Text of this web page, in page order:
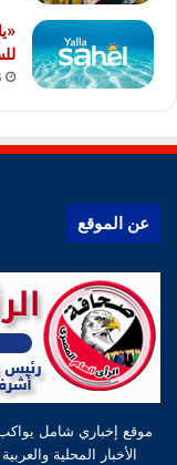
5
عن الموقع
موقع إخباري شامل
الأخبار المحلية